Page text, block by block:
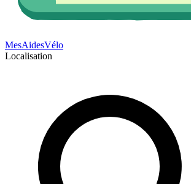
MesAidesVélo
Localisation